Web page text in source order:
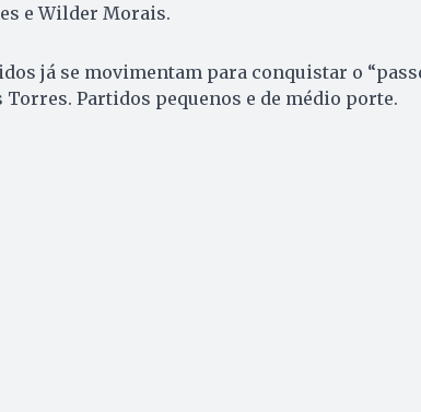
e Wilder Morais.
já se movimentam para conquistar o
Torres. Partidos pequenos e de médio porte.